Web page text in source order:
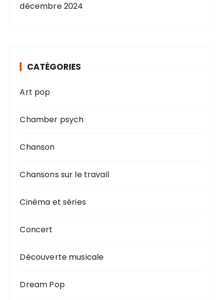
décembre 2024
CATÉGORIES
Art pop
Chamber psych
Chanson
Chansons sur le travail
Cinéma et séries
Concert
Découverte musicale
Dream Pop